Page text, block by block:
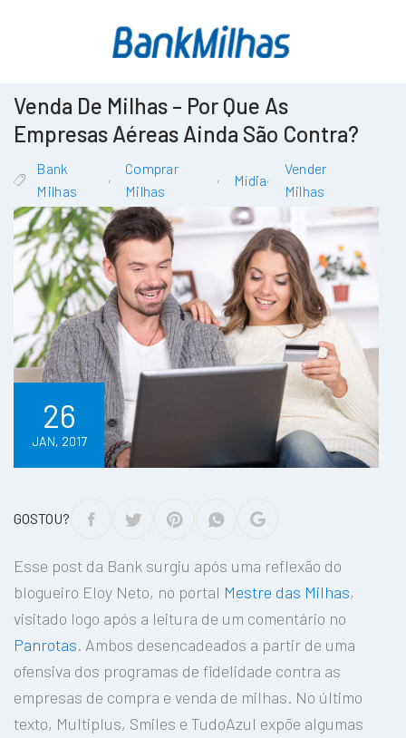
Venda De Milhas – Por Que As
Empresas Aéreas Ainda São Contra?
Bank
Milhas
,
Comprar
Milhas
, Mídia,
Vender
Milhas
26
JAN, 2017
GOSTOU?
Esse post da Bank surgiu após uma reflexão do
blogueiro Eloy Neto, no portal Mestre das Milhas,
visitado logo após a leitura de um comentário no
Panrotas. Ambos desencadeados a partir de uma
ofensiva dos programas de fidelidade contra as
empresas de compra e venda de milhas. No último
texto, Multiplus, Smiles e TudoAzul expõe algumas